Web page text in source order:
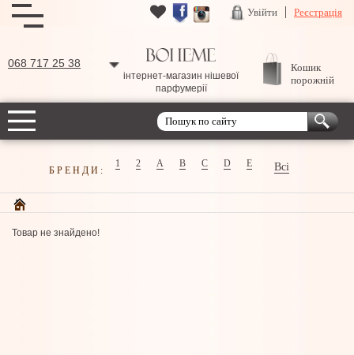
Увійти Реєстрація
068 717 25 38
інтернет-магазин нішевої
парфумерії
Кошик
порожній
БРЕНДИ:
1 2 A B C D E Всі
Товар не знайдено!